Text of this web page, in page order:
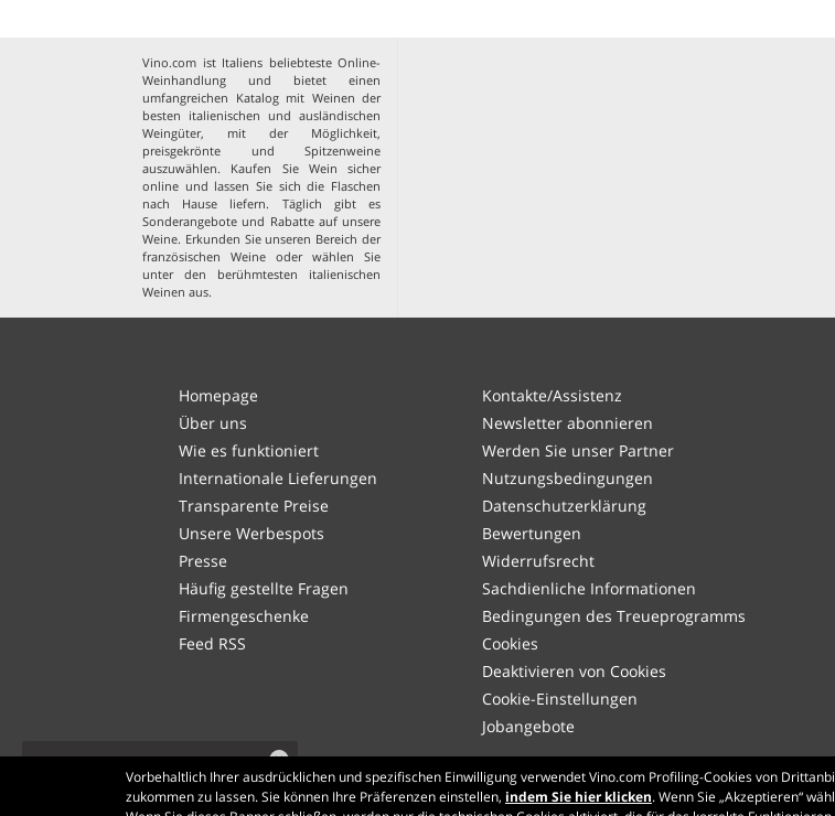
Weitere 2 Benutzer
sehen sich gerade
Vino.com ist Italiens beliebteste Online-
Weinhandlung und bietet einen
umfangreichen Katalog mit Weinen der
besten italienischen und ausländischen
Weingüter, mit der Möglichkeit,
preisgekrönte und Spitzenweine
auszuwählen. Kaufen Sie Wein sicher
online und lassen Sie sich die Flaschen
nach Hause liefern. Täglich gibt es
Sonderangebote und Rabatte auf unsere
Weine. Erkunden Sie unseren Bereich der
französischen Weine oder wählen Sie
unter den berühmtesten italienischen
Weinen aus.
Homepage
Über uns
Wie es funktioniert
Internationale Lieferungen
Transparente Preise
Unsere Werbespots
Presse
Häufig gestellte Fragen
Firmengeschenke
Feed RSS
Kontakte/Assistenz
Newsletter abonnieren
Werden Sie unser Partner
Nutzungsbedingungen
Datenschutzerklärung
Bewertungen
Widerrufsrecht
Sachdienliche Informationen
Bedingungen des Treueprogramms
Cookies
Deaktivieren von Cookies
Cookie-Einstellungen
Jobangebote
Made with
in Tuscany
Vorbehaltlich Ihrer ausdrücklichen und spezifischen Einwilligung verwendet Vino.com Profiling-Cookies von
zukommen zu lassen. Sie können Ihre Präferenzen einstellen, indem Sie hier klicken. Wenn Sie „Akzeptieren“